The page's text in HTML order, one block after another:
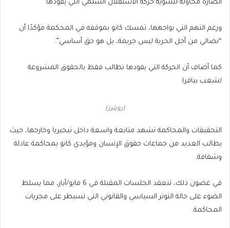
أنصاره محاولة لتشويه حركة الاستقلال السلمي التي يقودها.
ورغم التهم التي يواجهها، تمسك كانو بموقفه في المحكمة مؤكدًا أن
“نضالي من أجل الحرية ليس جريمة، بل هو حق أساسي”.
كما أضاف أن الحركة التي يقودها تطالب فقط بالحقوق المشروعة
لشعب بيافرا.
(رويترز)
التحقيقات والمحاكمة تشهد متابعة واسعة داخل نيجيريا وخارجها، حيث
يطالب العديد من جماعات حقوق الإنسان ومؤيدي كانو بمحاكمة عادلة
وشفافة.
في غضون ذلك، تنعقد الجلسات المقبلة في 6 مايو/أيار، مما يسلط
الضوء على حالة التوتر السياسي والقانوني التي تسيطر على مجريات
المحاكمة.